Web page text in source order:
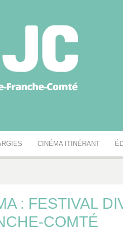
des
CINÉMA ITINÉRANT
: FESTIVAL
COMTÉ